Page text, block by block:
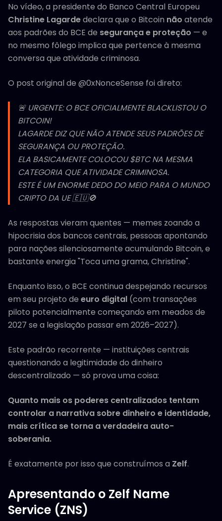
No vídeo, a presidente do Banco Central Europeu
Christine Lagardedeclara que o Bitcoin não atende
aos padrões do BCE de segurança e proteção — e
no mesmo fôlego implica que pertence à mesma
conversa que atividade criminosa.
O post original de @0xNonceSense foi direto:
🚨 URGENTE: O BCE OFICIALMENTE BLACKLISTOU O
BITCOIN!
LAGARDE DIZ QUE NÃO ATENDE SEUS PADRÕES DE
SEGURANÇA OU PROTEÇÃO.
ELA BASICAMENTE COLOCOU $BTC NA MESMA
CATEGORIA QUE ATIVIDADE CRIMINOSA.
ESTE É UM ENORME DEDO DO MEIO PARA O MUNDO
CRIPTO DA UE 🇪🇺🚫
As respostas vieram quentes — memes zoando a
hipocrisia dos bancos centrais, pessoas apontando
para nações silenciosamente acumulando Bitcoin, e
bastante energia "Toca uma grama, Christine".
Enquanto isso, o BCE continua despejando recursos
em seu projeto de euro digital (com transações
piloto potencialmente começando em meados de
2027 se a legislação passar em 2026–2027).
Este padrão recorrente — instituições centrais
questionando a legitimidade do dinheiro
descentralizado — só prova uma coisa:
Quanto mais os poderes centralizados tentam
controlar a narrativa sobre dinheiro e identidade,
mais crítica se torna a verdadeira auto-
soberania.
É exatamente por isso que construímos a Zelf.
Apresentando o Zelf Name
Service (ZNS)